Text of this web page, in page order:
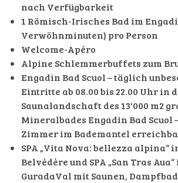
nach Verfügbarkeit
1 Römisch-Irisches Bad im
Verwöhnminuten) pro Person
Welcome-Apéro
Alpine Schlemmerbuffets zum
Engadin Bad Scuol – täglich
Eintritte ab 08.00 bis 22.00 Uhr in
Saunalandschaft des 13'000 m2
Mineralbades Engadin Bad Scuol
Zimmer im Bademantel
SPA „Vita Nova: bellezza alpina“
Belvédère und SPA „San Tras
GuradaVal mit Saunen,